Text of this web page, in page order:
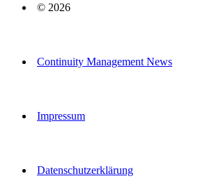
© 2026
Continuity Management News
Impressum
Datenschutzerklärung